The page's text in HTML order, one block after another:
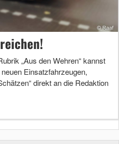
„Aus den Wehren“ kannst
Einsatzfahrzeugen,
direkt an die Redaktion